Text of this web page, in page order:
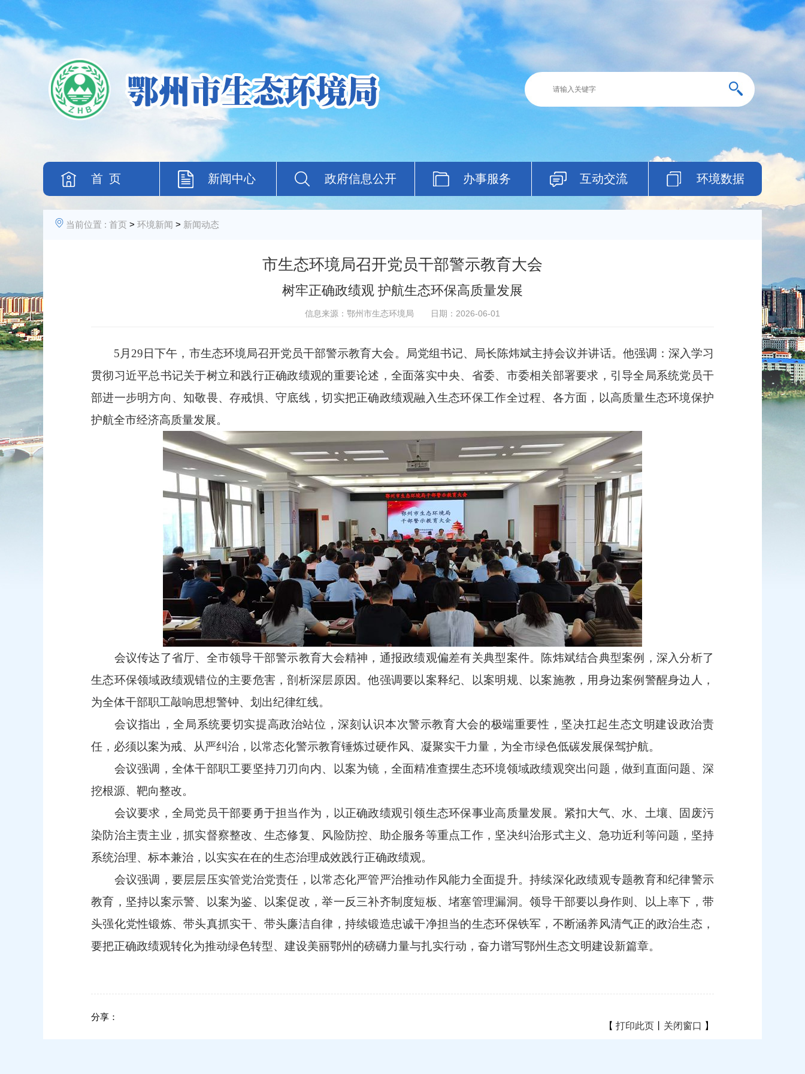
首 页 新闻中心 政府信息公开 办事服务 互动交流 环境数据
当前位置 : 首页 > 环境新闻 > 新闻动态
市生态环境局召开党员干部警示教育大会
树牢正确政绩观 护航生态环保高质量发展
信息来源：鄂州市生态环境局 日期：2026-06-01
5月29日下午，市生态环境局召开党员干部警示教育大会。局党组书记、局长陈炜斌主持会议并讲话。他强调：深入学习
贯彻习近平总书记关于树立和践行正确政绩观的重要论述，全面落实中央、省委、市委相关部署要求，引导全局系统党员干
部进一步明方向、知敬畏、存戒惧、守底线，切实把正确政绩观融入生态环保工作全过程、各方面，以高质量生态环境保护
护航全市经济高质量发展。
会议传达了省厅、全市领导干部警示教育大会精神，通报政绩观偏差有关典型案件。陈炜斌结合典型案例，深入分析了
生态环保领域政绩观错位的主要危害，剖析深层原因。他强调要以案释纪、以案明规、以案施教，用身边案例警醒身边人，
为全体干部职工敲响思想警钟、划出纪律红线。
会议指出，全局系统要切实提高政治站位，深刻认识本次警示教育大会的极端重要性，坚决扛起生态文明建设政治责
任，必须以案为戒、从严纠治，以常态化警示教育锤炼过硬作风、凝聚实干力量，为全市绿色低碳发展保驾护航。
会议强调，全体干部职工要坚持刀刃向内、以案为镜，全面精准查摆生态环境领域政绩观突出问题，做到直面问题、深
挖根源、靶向整改。
会议要求，全局党员干部要勇于担当作为，以正确政绩观引领生态环保事业高质量发展。紧扣大气、水、土壤、固废污
染防治主责主业，抓实督察整改、生态修复、风险防控、助企服务等重点工作，坚决纠治形式主义、急功近利等问题，坚持
系统治理、标本兼治，以实实在在的生态治理成效践行正确政绩观。
会议强调，要层层压实管党治党责任，以常态化严管严治推动作风能力全面提升。持续深化政绩观专题教育和纪律警示
教育，坚持以案示警、以案为鉴、以案促改，举一反三补齐制度短板、堵塞管理漏洞。领导干部要以身作则、以上率下，带
头强化党性锻炼、带头真抓实干、带头廉洁自律，持续锻造忠诚干净担当的生态环保铁军，不断涵养风清气正的政治生态，
要把正确政绩观转化为推动绿色转型、建设美丽鄂州的磅礴力量与扎实行动，奋力谱写鄂州生态文明建设新篇章。
分享：
【 打印此页 关闭窗口 】